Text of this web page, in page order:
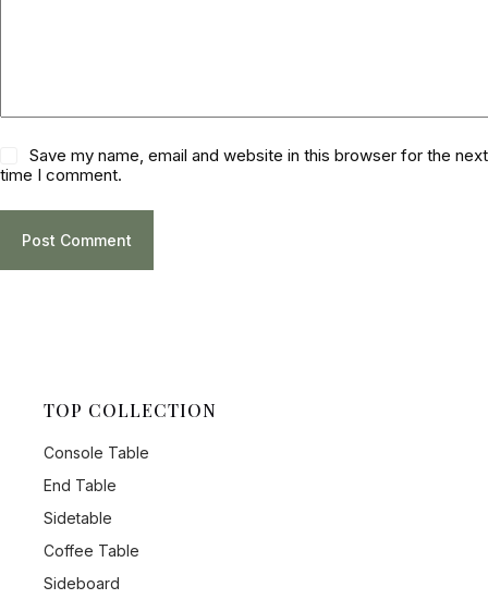
Save my name, email and website in this browser for the next
time I comment.
Post Comment
TOP COLLECTION
Console Table
End Table
Sidetable
Coffee Table
Sideboard